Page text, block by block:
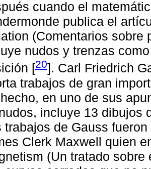
cuando el
publica el
(Comentarios sobre
nudos y trenzas
[20]. Carl Friedrich
trabajos de gran
en uno de sus
incluye 13 dibujos
trabajos de Gauss
Clerk Maxwell quien
(Un tratado